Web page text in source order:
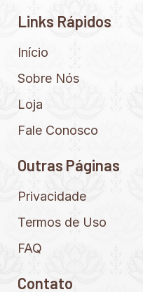
Links Rápidos
Início
Sobre Nós
Loja
Fale Conosco
Outras Páginas
Privacidade
Termos de Uso
FAQ
Contato